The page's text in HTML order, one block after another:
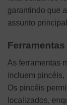
garantindo que
assunto
As ferramentas
incluem pincéis,
Os pincéis
localizados,